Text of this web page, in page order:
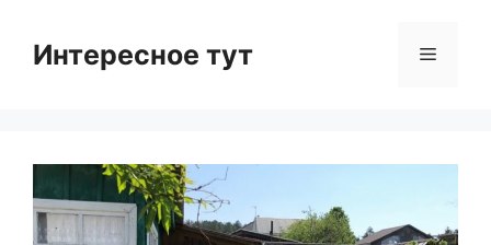
contentИнтересное тут Menu